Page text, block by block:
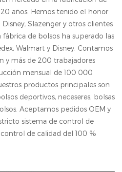
años. Hemos tenido el honor
Slazenger y otros clientes
de bolsos ha superado las
Walmart y Disney. Contamos
y más de 200 trabajadores
mensual de 100 000
productos principales son
deportivos, neceseres, bolsas
Aceptamos pedidos OEM y
sistema de control de
de calidad del 100 %